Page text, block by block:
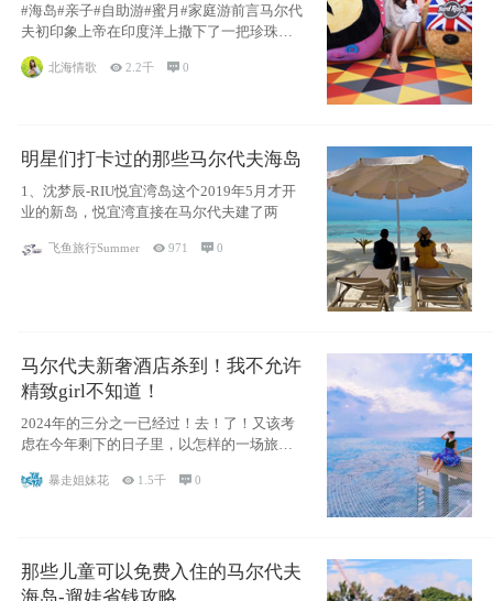
#海岛#亲子#自助游#蜜月#家庭游前言马尔代
夫初印象上帝在印度洋上撒下了一把珍珠，
北海情歌 2.2千 0
明星们打卡过的那些马尔代夫海岛
1、沈梦辰-RIU悦宜湾岛这个2019年5月才开
业的新岛，悦宜湾直接在马尔代夫建了两
飞鱼旅行Summer 971 0
马尔代夫新奢酒店杀到！我不允许
精致girl不知道！
2024年的三分之一已经过！去！了！又该考
虑在今年剩下的日子里，以怎样的一场旅行
暴走姐妹花  1.5千 0
那些儿童可以免费入住的马尔代夫